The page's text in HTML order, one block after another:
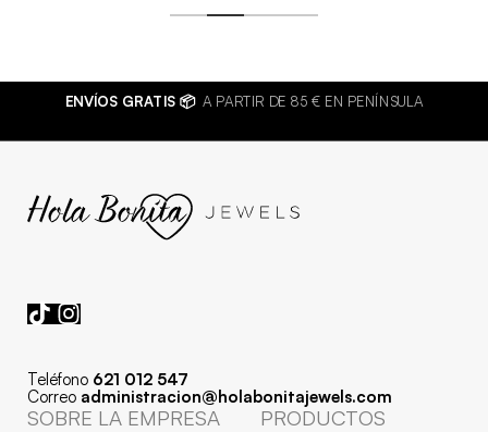
ENVÍOS GRATIS 📦 A PARTIR DE 85 € EN PENÍNSULA
Teléfono 621 012 547
Correo administracion@holabonitajewels.com
SOBRE LA EMPRESA PRODUCTOS